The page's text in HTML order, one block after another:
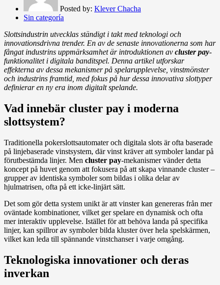
Posted by: Klever Chacha
Sin categoría
Slottsindustrin utvecklas ständigt i takt med teknologi och
innovationsdrivna trender. En av de senaste innovationerna som har
fångat industrins uppmärksamhet är introduktionen av cluster pay-
funktionalitet i digitala banditspel. Denna artikel utforskar
effekterna av dessa mekanismer på spelarupplevelse, vinstmönster
och industrins framtid, med fokus på hur dessa innovativa slottyper
definierar en ny era inom digitalt spelande.
Vad innebär cluster pay i moderna
slottsystem?
Traditionella pokerslottsautomater och digitala slots är ofta baserade
på linjebaserade vinstsystem, där vinst kräver att symboler landar på
förutbestämda linjer. Men cluster pay-mekanismer vänder detta
koncept på huvet genom att fokusera på att skapa vinnande cluster –
grupper av identiska symboler som bildas i olika delar av
hjulmatrisen, ofta på ett icke-linjärt sätt.
Det som gör detta system unikt är att vinster kan genereras från mer
oväntade kombinationer, vilket ger spelare en dynamisk och ofta
mer interaktiv upplevelse. Istället för att behöva landa på specifika
linjer, kan spillror av symboler bilda kluster över hela spelskärmen,
vilket kan leda till spännande vinstchanser i varje omgång.
Teknologiska innovationer och deras
inverkan